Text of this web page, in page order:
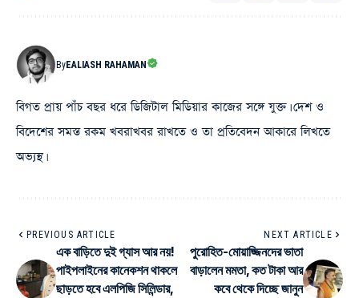
ByEALIASH RAHAMAN
বিগত প্রায় পাঁচ বছর ধরে ডিজিটাল মিডিয়ার কাজের সঙ্গে যুক্ত। দেশ ও
বিদেশের সমস্ত রকম খবরাখবর রাখতে ও তা প্রতিবেদন আকারে লিখতে
অভ্যস্থ।
PREVIOUS ARTICLE
এক বাড়িতে দুই গ্যাস আর নয়!
পাইপলাইনের কানেকশন থাকলে
ছাড়তে হবে এলপিজি সিলিন্ডার,
NEXT ARTICLE
পুরোহিত-মোয়াজ্জিনদের ভাতা
বাড়ালেন মমতা, কত টাকা আর
কবে থেকে দিচ্ছে জানুন